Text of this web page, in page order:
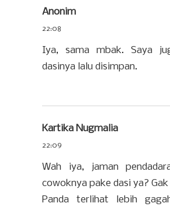
Anonim
22:08
Iya, sama mbak. Saya
dasinya lalu disimpan.
Kartika Nugmalia
22:09
Wah iya, jaman
cowoknya pake dasi ya?
Panda terlihat lebih